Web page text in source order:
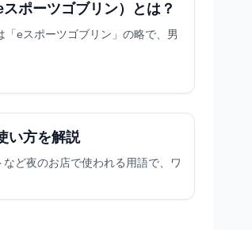
スポーツゴブリン）とは？
「eスポーツゴブリン」の略で、男
い方を解説
など夜のお店で使われる用語で、ワ